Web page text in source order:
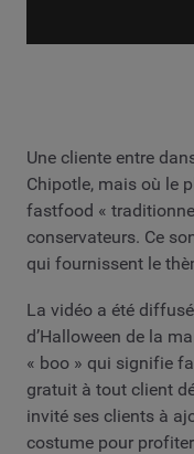
Une cliente entre
Chipotle, mais où le
fastfood «
conservateurs. Ce
qui fournissent le
La vidéo a été
d’Halloween de la
« boo » qui signifie
gratuit à tout client
invité ses clients à
costume pour